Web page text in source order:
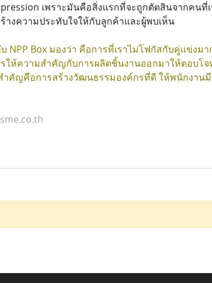
เพราะมันคือสิ่งแรกที่จะถูกตัดสินจากคนที่
างความประทับใจให้กับลูกค้าและผู้พบเห็น
NPP Box มองว่า คือการที่เราไม่โฟกัสกับคู่แข่งม
ให้ความสำคัญกับการผลิตชิ้นงานออกมาให้ตอบโ
คัญคือการสร้างวัฒนธรรมองค์กรที่ดี ให้พนักงาน